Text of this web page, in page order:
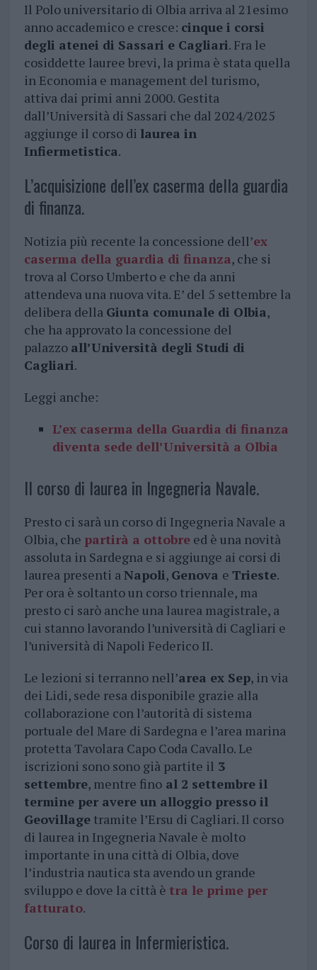
Il Polo universitario di Olbia arriva al 21esimo
anno accademico e cresce: cinque i corsi
degli atenei di Sassari e Cagliari. Fra le
cosiddette lauree brevi, la prima è stata quella
in Economia e management del turismo,
attiva dai primi anni 2000. Gestita
dall’Università di Sassari che dal 2024/2025
aggiunge il corso di laurea in
Infiermetistica.
L’acquisizione dell’ex caserma della guardia
di finanza.
Notizia più recente la concessione dell’ex
caserma della guardia di finanza, che si
trova al Corso Umberto e che da anni
attendeva una nuova vita. E’ del 5 settembre la
delibera della Giunta comunale di Olbia,
che ha approvato la concessione del
palazzo all’Università degli Studi di
Cagliari.
Leggi anche:
L’ex caserma della Guardia di finanza
diventa sede dell’Università a Olbia
Il corso di laurea in Ingegneria Navale.
Presto ci sarà un corso di Ingegneria Navale a
Olbia, che partirà a ottobreed è una novità
assoluta in Sardegna e si aggiunge ai corsi di
laurea presenti aNapoli, Genova e Trieste.
Per ora è soltanto un corso triennale, ma
presto ci sarò anche una laurea magistrale, a
cui stanno lavorando l’università di Cagliari e
l’università di Napoli Federico II.
Le lezioni si terranno nell’area ex Sep, in via
dei Lidi, sede resa disponibile grazie alla
collaborazione con l’autorità di sistema
portuale del Mare di Sardegna e l’area marina
protetta Tavolara Capo Coda Cavallo. Le
iscrizioni sono sono già partite il 3
settembre, mentre finoal 2 settembre il
termine per avere un alloggio presso il
Geovillagetramite l’Ersu di Cagliari. Il corso
di laurea in Ingegneria Navale è molto
importante in una città di Olbia, dove
l’industria nautica sta avendo un grande
sviluppo e dove la città è tra le prime per
fatturato.
Corso di laurea in Infermieristica.